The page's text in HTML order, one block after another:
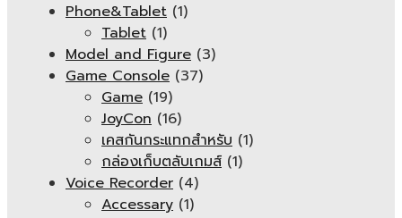
Phone&Tablet (1)
Tablet (1)
Model and Figure (3)
Game Console (37)
Game (19)
JoyCon (16)
เคสกันกระแทกสำหรับ (1)
กล่องเก็บตลับเกมส์ (1)
Voice Recorder (4)
Accessary (1)